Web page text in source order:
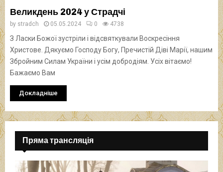
Великдень 2024 у Страдчі
by stradch 05.05.2024 0 4738
З Ласки Божої зустріли і відсвяткували Воскресіння
Христове. Дякуємо Господу Богу, Пречистій Діві Марії, нашим
Збройним Силам України і усім добродіям. Усіх вітаємо!
Бажаємо Вам
Докладніше
Пряма трансляція